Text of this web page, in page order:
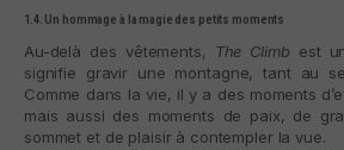
1.4. Un hommage à la magie des petits moments
Au-delà des vêtements, The Climb est
signifie gravir une montagne, tant au
Comme dans la vie, il y a des moments
mais aussi des moments de paix, de
sommet et de plaisir à contempler la vue.